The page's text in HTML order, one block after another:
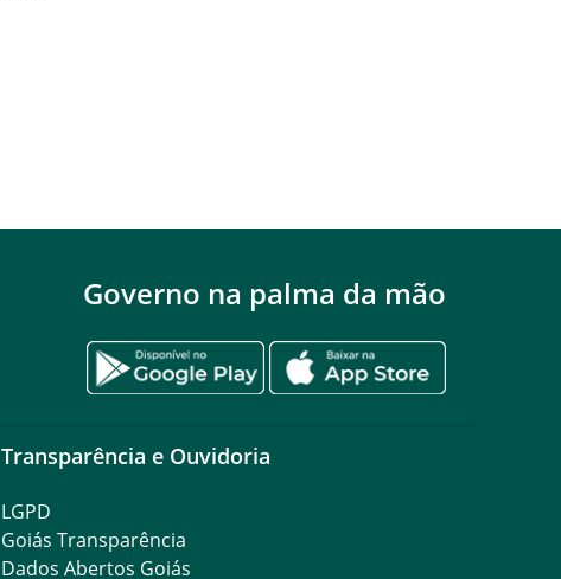
Governo na palma da mão
Transparência e Ouvidoria
LGPD
Goiás Transparência
Dados Abertos Goiás